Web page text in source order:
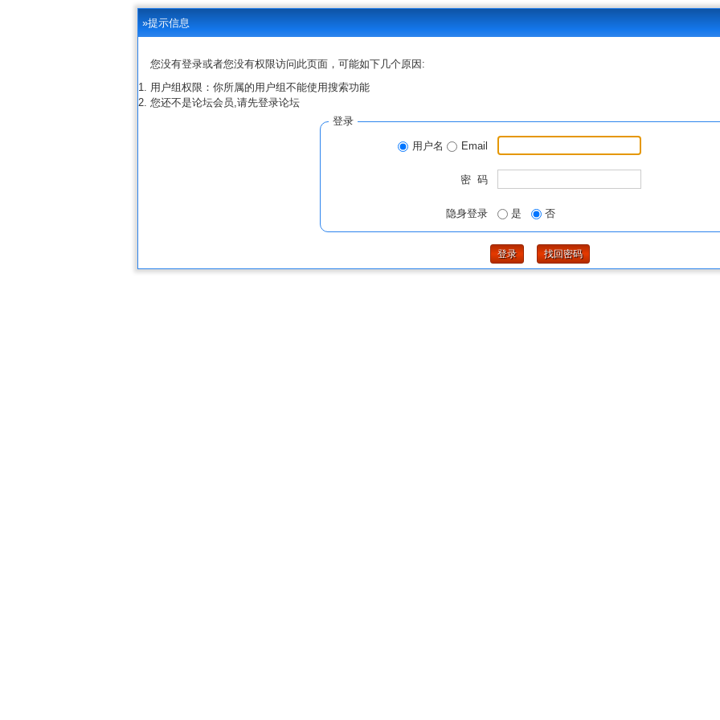
»提示信息
您没有登录或者您没有权限访问此页面，可能如下几个原因:
用户组权限：你所属的用户组不能使用搜索功能
您还不是论坛会员,请先登录论坛
登录
用户名 Email
密 码
隐身登录 是 否